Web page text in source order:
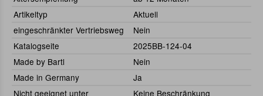
Artikeltyp
Aktuell
eingeschränkter Vertriebsweg
Nein
Katalogseite
2025BB-124-04
Made by Bartl
Nein
Made in Germany
Ja
Nicht geeignet unter
Keine Beschränkung